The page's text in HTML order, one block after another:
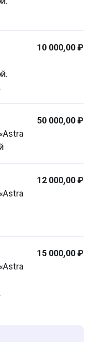
10 000,00 ₽
50 000,00 ₽
12 000,00 ₽
15 000,00 ₽